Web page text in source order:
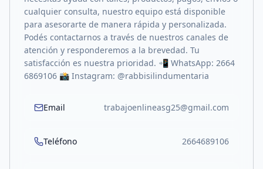
cualquier consulta, nuestro equipo está disponible
para asesorarte de manera rápida y personalizada.
Podés contactarnos a través de nuestros canales de
atención y responderemos a la brevedad. Tu
satisfacción es nuestra prioridad. 📲 WhatsApp: 2664
6869106 📸 Instagram: @rabbisilindumentaria
Email trabajoenlineasg25@gmail.com
Teléfono 2664689106